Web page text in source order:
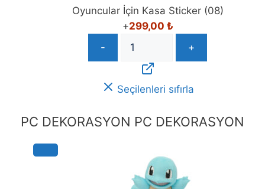
Oyuncular İçin Kasa Sticker (08)
+299,00 ₺
-
+
Seçilenleri sıfırla
PC DEKORASYON PC DEKORASYON